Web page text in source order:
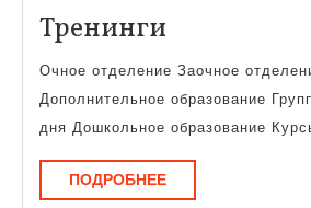
Тренинги
Очное отделение Заочное
Дополнительное образование
дня Дошкольное образование
ПОДРОБНЕЕПОДРОБНЕЕ